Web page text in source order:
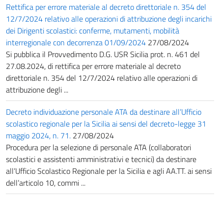
Rettifica per errore materiale al decreto direttoriale n. 354 del
12/7/2024 relativo alle operazioni di attribuzione degli incarichi
dei Dirigenti scolastici: conferme, mutamenti, mobilità
interregionale con decorrenza 01/09/2024 27/08/2024
Si pubblica il Provvedimento D.G. USR Sicilia prot. n. 461 del
27.08.2024, di rettifica per errore materiale al decreto
direttoriale n. 354 del 12/7/2024 relativo alle operazioni di
attribuzione degli ...
Decreto individuazione personale ATA da destinare all’Ufficio
scolastico regionale per la Sicilia ai sensi del decreto-legge 31
maggio 2024, n. 71. 27/08/2024
Procedura per la selezione di personale ATA (collaboratori
scolastici e assistenti amministrativi e tecnici) da destinare
all’Ufficio Scolastico Regionale per la Sicilia e agli AA.TT. ai sensi
dell’articolo 10, commi ...